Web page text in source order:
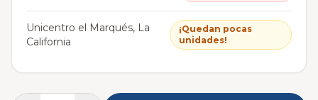
Unicentro el Marqués, La
California
¡Quedan pocas
unidades!